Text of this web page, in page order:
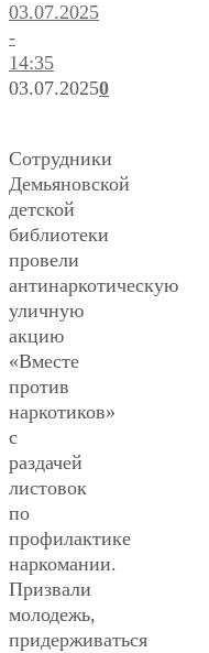
03.07.2025
-
14:35
03.07.20250
Сотрудники
Демьяновской
детской
библиотеки
провели
антинаркотическую
уличную
акцию
«Вместе
против
наркотиков»
с
раздачей
листовок
по
профилактике
наркомании.
Призвали
молодежь,
придерживаться